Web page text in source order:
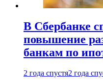
В Сбербанке
повышение
банкам по
2 года спустя2 года